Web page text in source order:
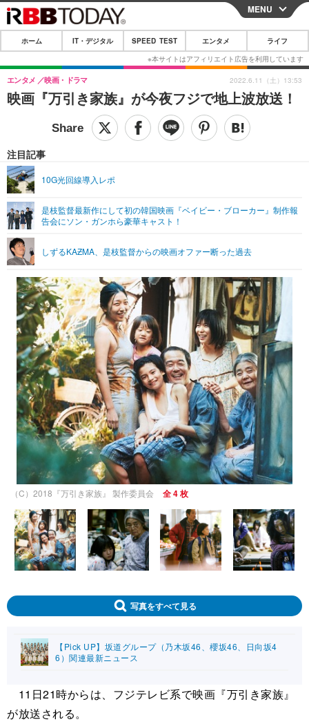
CLOSE
ホーム
IT・デジタル
IT・デジタルTOP スマートフォン
ネタ ガジェット・ツール
SPEED TEST
エンタメ
音楽 スポーツ
ライフ
ペット ショッピング
その他
リリース一覧
プッシュ通知の停止方法
MENU
ホーム IT・デジタル SPEED TEST エンタメ ライフ
映画『万引き家族』が今夜フジで地上波放送！
エンタメ 映画・ドラマ
注目記事
10G光回線導入レポ
是枝監督最新作にして初の韓国映画『ベイビー・ブローカー』制作報
告会にソン・ガンホら豪華キャスト！
しずるKAƵMA、是枝監督からの映画オファー断った過去
2022.6.11（土）13:53
（C）2018『万引き家族』 製作委員会 全 4 枚
写真をすべて見る
【Pick UP】坂道グループ（乃木坂46、櫻坂46、日向坂4
6）関連最新ニュース
11日21時からは、フジテレビ系で映画『万引き家族』
が放送される。